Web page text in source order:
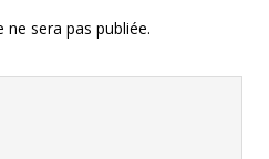
ne sera pas publiée.